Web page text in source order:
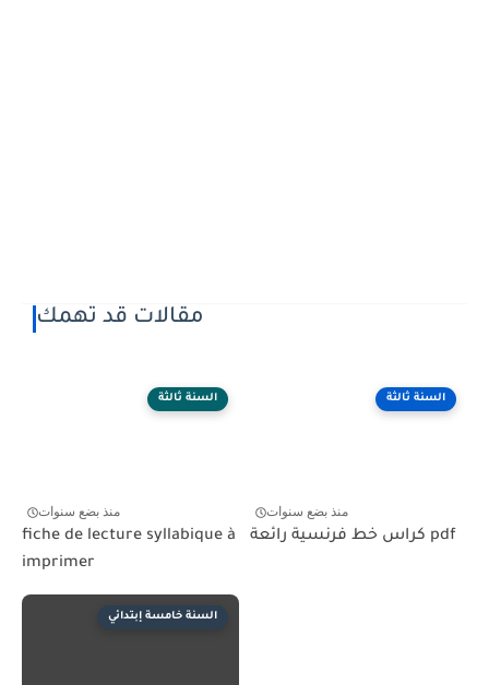
مقالات قد تهمك
السنة ثالثة
منذ بضع سنوات
fiche de lecture syllabique à
imprimer
السنة ثالثة
منذ بضع سنوات
كراس خط فرنسية رائعة pdf
السنة خامسة إبتدائي